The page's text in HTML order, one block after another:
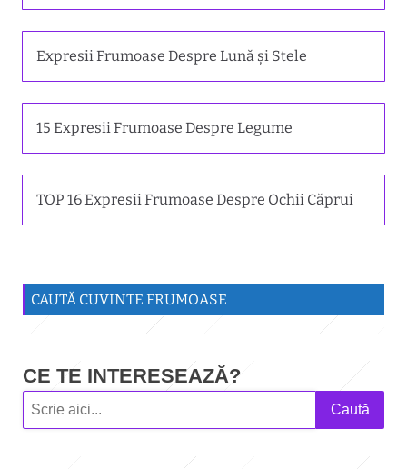
Expresii Frumoase Despre Lună și Stele
15 Expresii Frumoase Despre Legume
TOP 16 Expresii Frumoase Despre Ochii Căprui
CAUTĂ CUVINTE FRUMOASE
CE TE INTERESEAZĂ?
Caută